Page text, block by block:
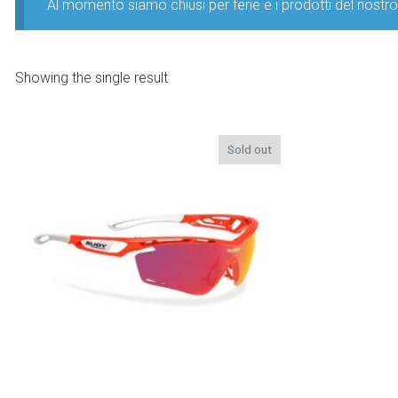
Al momento siamo chiusi per ferie e i prodotti del
Showing the single result
Sold out